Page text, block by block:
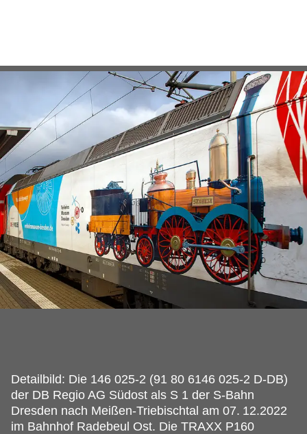
Detailbild: Die 146 025-2 (91 80 6146 025-2 D-DB)
der DB Regio AG Südost als S 1 der S-Bahn
Dresden nach Meißen-Triebischtal am 07. 12.2022
im Bahnhof Radebeul Ost. Die TRAXX P160